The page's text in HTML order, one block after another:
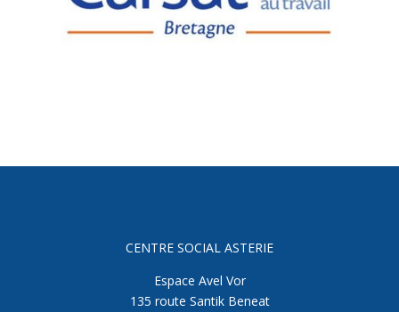
CENTRE SOCIAL ASTERIE
Espace Avel Vor
135 route Santik Beneat